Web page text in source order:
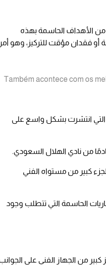
من الأهداف الحاسمة بهذه
أو فقدان مؤقت للتركيز، وهو أمر
Também acontece com os
التي انتشرت بشكل واسع على
6 أهداف وصنع 3، ليؤكد استعادته لجزء كبير من مستواه الفني
الحاسمة التي تتطلب وجود
من الجهاز الفني على